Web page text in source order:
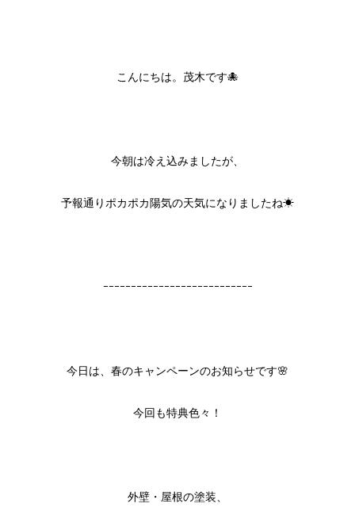
こんにちは。茂木です🐙
今朝は冷え込みましたが、
予報通りポカポカ陽気の天気になりましたね☀
ｰｰｰｰｰｰｰｰｰｰｰｰｰｰｰｰｰｰｰｰｰｰｰｰｰｰｰ
今日は、春のキャンペーンのお知らせです🌸
今回も特典色々！
外壁・屋根の塗装、